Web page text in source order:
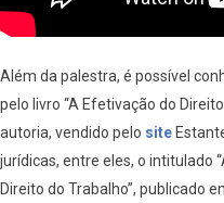
Além da palestra, é possível
pelo livro “A Efetivação do
autoria, vendido pelo site
jurídicas, entre eles, o intitulado
Direito do Trabalho”, publicado